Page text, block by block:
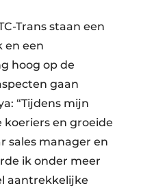
Trans staan een
en een
hoog op de
gaan
“Tijdens mijn
en groeide
sales manager en
ik onder meer
aantrekkelijke